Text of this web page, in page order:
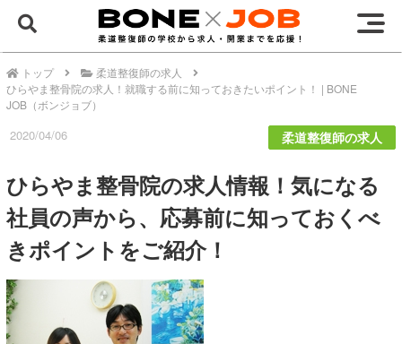
トップ
柔道整復師の求人
ひらやま整骨院の求人！就職する前に知っておきたいポイント！ | BONE
JOB（ボンジョブ）
2020/04/06 柔道整復師の求人
ひらやま整骨院の求人情報！気になる
社員の声から、応募前に知っておくべ
きポイントをご紹介！